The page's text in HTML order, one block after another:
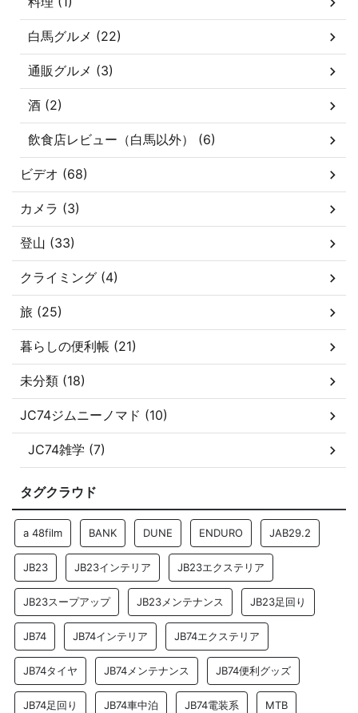
白馬グルメ (22)
通販グルメ (3)
酒 (2)
飲食店レビュー（白馬以外） (6)
ビデオ (68)
カメラ (3)
登山 (33)
クライミング (4)
旅 (25)
暮らしの便利帳 (21)
未分類 (18)
JC74ジムニーノマド (10)
JC74雑学 (7)
タグクラウド
a 48film BANK DUNE ENDURO JAB29.2
JB23 JB23インテリア JB23エクステリア
JB23スープアップ JB23メンテナンス JB23足回り
JB74 JB74インテリア JB74エクステリア
JB74タイヤ JB74メンテナンス JB74便利グッズ
JB74足回り JB74車中泊 JB74電装系 MTB